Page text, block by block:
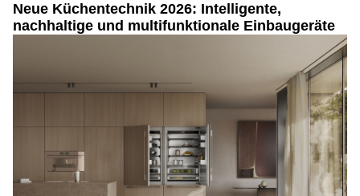
Neue Küchentechnik 2026: Intelligente,
nachhaltige und multifunktionale Einbaugeräte